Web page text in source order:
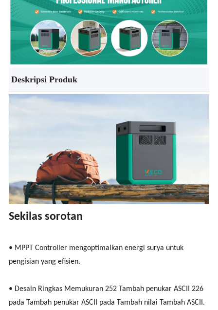
Deskripsi Produk
Sekilas sorotan
• MPPT Controller mengoptimalkan energi surya untuk
pengisian yang efisien.
• Desain Ringkas Memukuran 252 Tambah penukar ASCII 226
pada Tambah penukar ASCII pada Tambah nilai Tambah ASCII.